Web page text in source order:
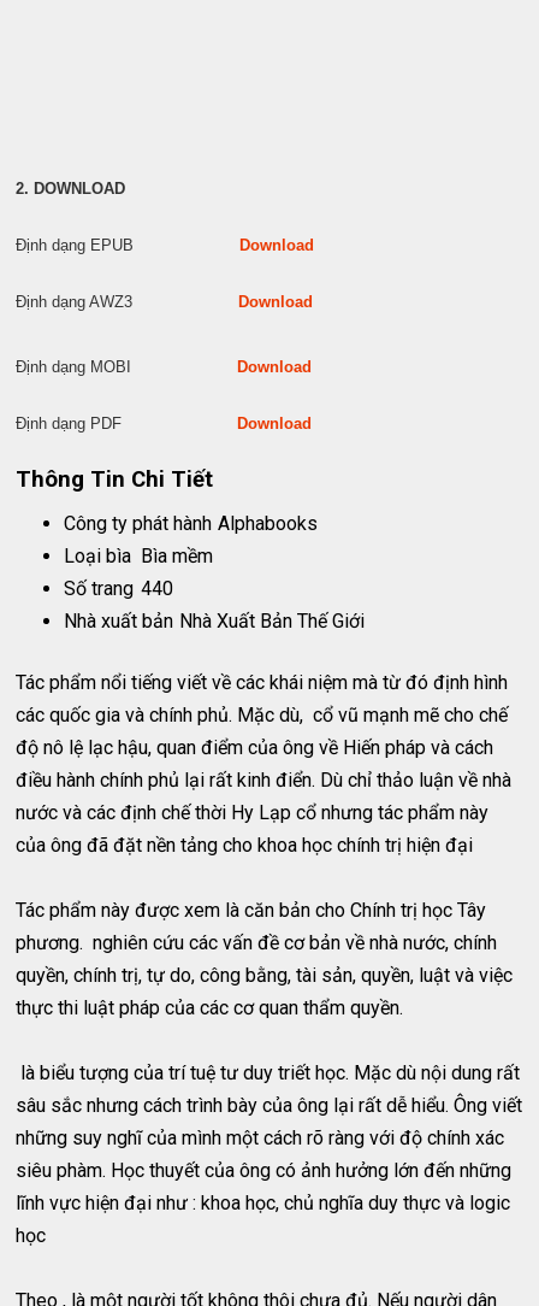
2. DOWNLOAD
Định dạng EPUBDownload
Định dạng AWZ3Download
Định dạng MOBIDownload
Định dạng PDFDownload
Thông Tin Chi Tiết
Công ty phát hành Alphabooks
Loại bìa Bìa mềm
Số trang 440
Nhà xuất bản Nhà Xuất Bản Thế Giới
Tác phẩm nổi tiếng viết về các khái niệm mà từ đó định hình
các quốc gia và chính phủ. Mặc dù, cổ vũ mạnh mẽ cho chế
độ nô lệ lạc hậu, quan điểm của ông về Hiến pháp và cách
điều hành chính phủ lại rất kinh điển. Dù chỉ thảo luận về nhà
nước và các định chế thời Hy Lạp cổ nhưng tác phẩm này
của ông đã đặt nền tảng cho khoa học chính trị hiện đại
Tác phẩm này được xem là căn bản cho Chính trị học Tây
phương. nghiên cứu các vấn đề cơ bản về nhà nước, chính
quyền, chính trị, tự do, công bằng, tài sản, quyền, luật và việc
thực thi luật pháp của các cơ quan thẩm quyền.
là biểu tượng của trí tuệ tư duy triết học. Mặc dù nội dung rất
sâu sắc nhưng cách trình bày của ông lại rất dễ hiểu. Ông viết
những suy nghĩ của mình một cách rõ ràng với độ chính xác
siêu phàm. Học thuyết của ông có ảnh hưởng lớn đến những
lĩnh vực hiện đại như : khoa học, chủ nghĩa duy thực và logic
học
Theo , là một người tốt không thôi chưa đủ. Nếu người dân